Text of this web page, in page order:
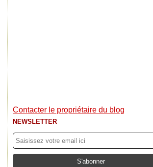
Contacter le propriétaire du blog
NEWSLETTER